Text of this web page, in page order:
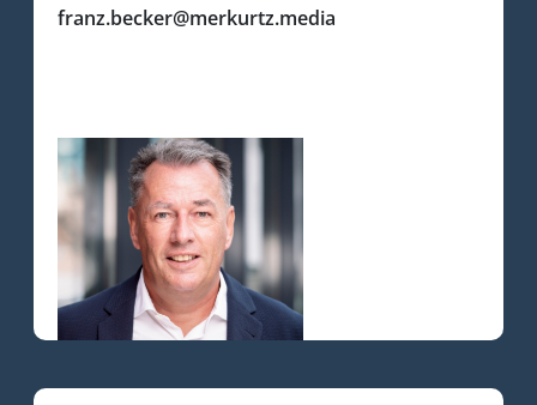
franz.becker@merkurtz.media